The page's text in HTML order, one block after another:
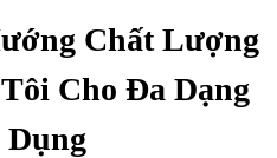
Chất Lượng
Cho Đa Dạng